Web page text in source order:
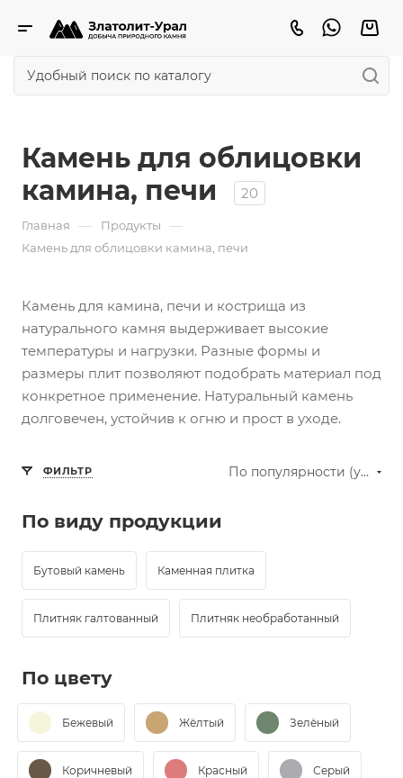
Камень для облицовки
камина, печи
20
Главная — Продукты —
Камень для облицовки камина, печи
Камень для камина, печи и кострища из
натурального камня выдерживает высокие
температуры и нагрузки. Разные формы и
размеры плит позволяют подобрать материал под
конкретное применение. Натуральный камень
долговечен, устойчив к огню и прост в уходе.
ФИЛЬТР По популярности (убывание)
По виду продукции
Бутовый камень Каменная плитка
Плитняк галтованный Плитняк необработанный
По цвету
Бежевый Жёлтый Зелёный
Коричневый Красный Серый